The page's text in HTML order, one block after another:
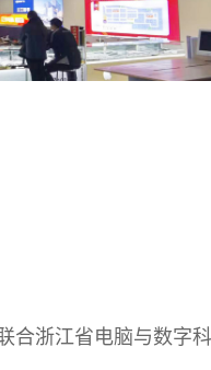
合浙江省电脑与数字